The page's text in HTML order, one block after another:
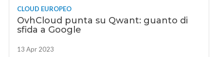
CLOUD EUROPEO
OvhCloud punta su Qwant: guanto di
sfida a Google
13 Apr 2023